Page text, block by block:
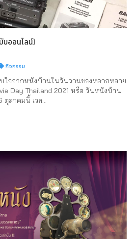
บออนไลน์)
กิจกรรม
จจากหนังบ้านในวันวานของหลากหลาย
Day Thailand 2021 หรือ วันหนังบ้าน
ตุลาคมนี้ เวล...